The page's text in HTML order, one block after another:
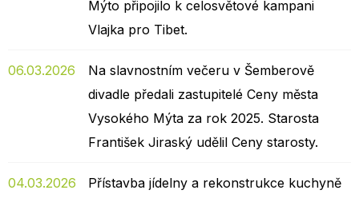
Mýto připojilo k celosvětové kampani
Vlajka pro Tibet.
06.03.2026
Na slavnostním večeru v Šemberově
divadle předali zastupitelé Ceny města
Vysokého Mýta za rok 2025. Starosta
František Jiraský udělil Ceny starosty.
04.03.2026
Přístavba jídelny a rekonstrukce kuchyně